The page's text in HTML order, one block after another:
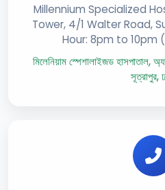
Millennium Specialized
Tower, 4/1 Walter Road,
Hour: 8pm to 10pm
মিলেনিয়াম স্পেশালাইজড হাসপাতাল,
সূত্রাপুর,